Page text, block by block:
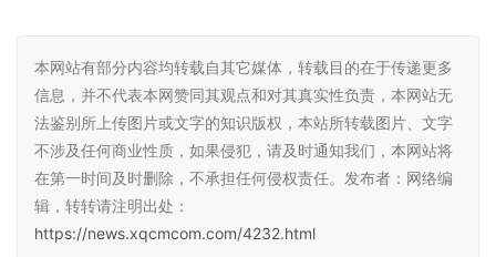
本网站有部分内容均转载自其它媒体，转载目的在于传递更多
信息，并不代表本网赞同其观点和对其真实性负责，本网站无
法鉴别所上传图片或文字的知识版权，本站所转载图片、文字
不涉及任何商业性质，如果侵犯，请及时通知我们，本网站将
在第一时间及时删除，不承担任何侵权责任。发布者：网络编
辑，转转请注明出处：
https://news.xqcmcom.com/4232.html